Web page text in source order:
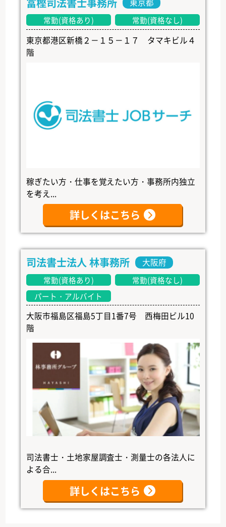
東京都
常勤(資格あり) 常勤(資格なし)
東京都港区新橋２－１５－１７ タマキビル４
階
稼ぎたい方・仕事を覚えたい方・事務所内独立
を考え...
詳しくはこちら
司法書士法人 林事務所 大阪府
常勤(資格あり)
常勤(資格なし)
パート・アルバイト
大阪市福島区福島5丁目1番7号 西梅田ビル10
階
司法書士・土地家屋調査士・測量士の各法人に
よる合...
詳しくはこちら